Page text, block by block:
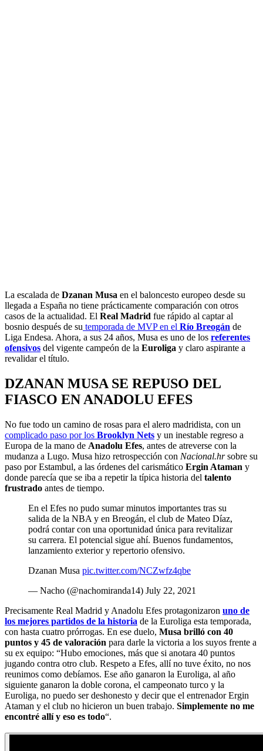
La escalada de Dzanan Musa en el baloncesto europeo desde su
llegada a España no tiene prácticamente comparación con otros
casos de la actualidad. El Real Madrid fue rápido al captar al
bosnio después de su temporada de MVP en el Río Breogán de
Liga Endesa. Ahora, a sus 24 años, Musa es uno de los referentes
ofensivos del vigente campeón de la Euroliga y claro aspirante a
revalidar el título.
DZANAN MUSA SE REPUSO DEL
FIASCO EN ANADOLU EFES
No fue todo un camino de rosas para el alero madridista, con un
complicado paso por los Brooklyn Nets y un inestable regreso a
Europa de la mano de Anadolu Efes, antes de atreverse con la
mudanza a Lugo. Musa hizo retrospección con Nacional.hrsobre su
paso por Estambul, a las órdenes del carismático Ergin Ataman y
donde parecía que se iba a repetir la típica historia del talento
frustrado antes de tiempo.
En el Efes no pudo sumar minutos importantes tras su
salida de la NBA y en Breogán, el club de Mateo Díaz,
podrá contar con una oportunidad única para revitalizar
su carrera. El potencial sigue ahí. Buenos fundamentos,
lanzamiento exterior y repertorio ofensivo.
Dzanan Musa pic.twitter.com/NCZwfz4qbe
— Nacho (@nachomiranda14) July 22, 2021
Precisamente Real Madrid y Anadolu Efes protagonizaron uno de
los mejores partidos de la historia de la Euroliga esta temporada,
con hasta cuatro prórrogas. En ese duelo, Musa brilló con 40
puntos y 45 de valoración para darle la victoria a los suyos frente a
su ex equipo: “Hubo emociones, más que si anotara 40 puntos
jugando contra otro club. Respeto a Efes, allí no tuve éxito, no nos
reunimos como debíamos. Ese año ganaron la Euroliga, al año
siguiente ganaron la doble corona, el campeonato turco y la
Euroliga, no puedo ser deshonesto y decir que el entrenador Ergin
Ataman y el club no hicieron un buen trabajo. Simplemente no me
encontré allí y eso es todo“.